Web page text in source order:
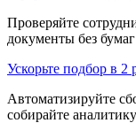
Проверяйте
документы без
Ускорьте подбор в 2
Автоматизируйте
собирайте